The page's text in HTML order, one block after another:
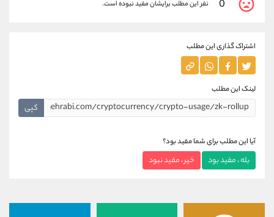
0 نفر این مطلب برایشان مفید نبوده است.
اشتراک گذاری این مطلب
لینک این مطلب
کپی
آیا این مطلب برای شما مفید بود؟
بله ، مفید بود خیر ، مفید نبود